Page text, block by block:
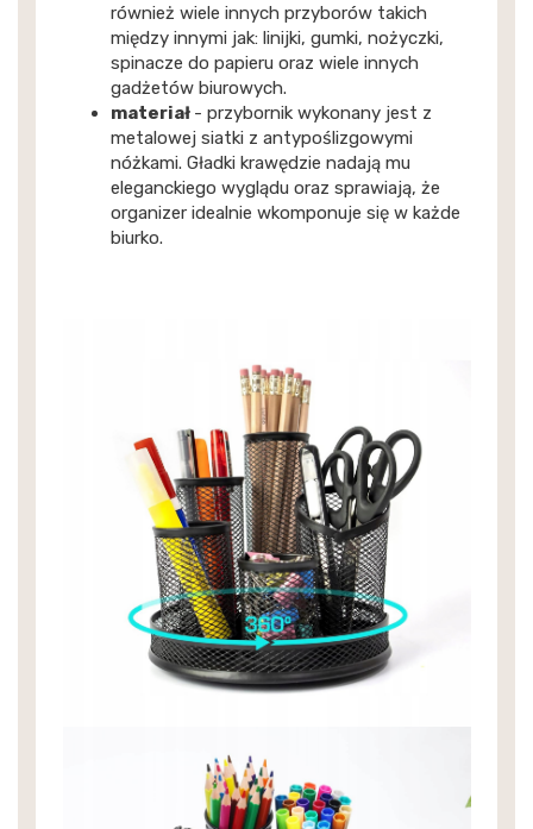
również wiele innych przyborów takich
między innymi jak: linijki, gumki, nożyczki,
spinacze do papieru oraz wiele innych
gadżetów biurowych.
materiał - przybornik wykonany jest z
metalowej siatki z antypoślizgowymi
nóżkami. Gładki krawędzie nadają mu
eleganckiego wyglądu oraz sprawiają, że
organizer idealnie wkomponuje się w każde
biurko.